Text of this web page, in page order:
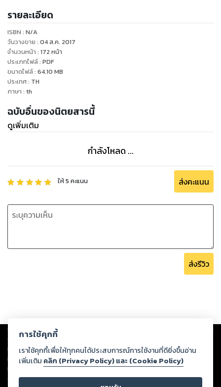
รายละเอียด
ISBN : N/A
วันวางขาย : 04 ส.ค. 2017
จำนวนหน้า : 172 หน้า
ประเภทไฟล์: PDF
ขนาดไฟล์: 64.10 MB
ประเทศ: TH
ภาษา : th
ฉบับอื่นของนิตยสารนี้
ดูเพิ่มเติม
กำลังโหลด ...
ให้5 คะแนน ส่งคะแนน
ส่งรีวิว
Copyright © 2026
ต่อผลงานหรือเนื้อหาใดที่อัปโหลดผ่านเว็บไซต์และปรากฏว่าละเมิดสิทธิใน
ทรัพย์สินทางปัญญาของบุคคลอื่นหรือขัดต่อกฎหมายและศีลธรรม ดังนั้น ผู้อ่าน
ทุกท่านโปรดใช้วิจารณญาณในการกลั่นกรองด้วยตนเอง และหากท่านพบว่าส่วน
หนึ่งส่วนใดขัดต่อกฎหมายและศีลธรรม กรุณาแจ้งมายังบริษัท เพื่อทีมงานจะได้
ดำเนินการในทันที ทั้งนี้ ทางสตอรี่ล็อกขอสงวนลิขสิทธิ์ตามพระราชบัญญัติ
การใช้คุกกี้
เราใช้คุกกี้เพื่อให้ทุกคนได้ประสบการณ์การใช้งานที่ดียิ่งขึ้นอ่าน
เพิ่มเติม คลิก (Privacy Policy) และ (Cookie Policy)